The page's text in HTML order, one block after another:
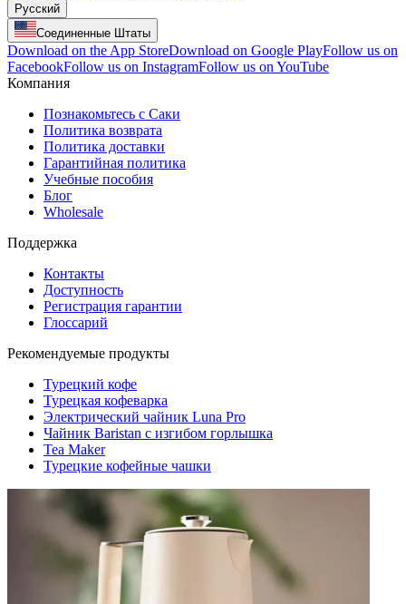
Русский
Соединенные Штаты
Download on the App StoreDownload on Google PlayFollow us on
FacebookFollow us on InstagramFollow us on YouTube
Компания
Познакомьтесь с Саки
Политика возврата
Политика доставки
Гарантийная политика
Учебные пособия
Блог
Wholesale
Поддержка
Контакты
Доступность
Регистрация гарантии
Глоссарий
Рекомендуемые продукты
Турецкий кофе
Турецкая кофеварка
Электрический чайник Luna Pro
Чайник Baristan с изгибом горлышка
Tea Maker
Турецкие кофейные чашки